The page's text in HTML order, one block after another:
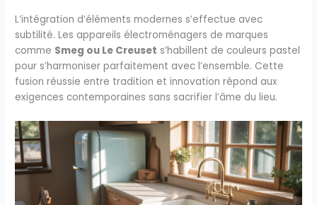
L’intégration d’éléments modernes s’effectue avec
subtilité. Les appareils électroménagers de marques
comme Smeg ou Le Creuset s’habillent de couleurs pastel
pour s’harmoniser parfaitement avec l’ensemble. Cette
fusion réussie entre tradition et innovation répond aux
exigences contemporaines sans sacrifier l’âme du lieu.